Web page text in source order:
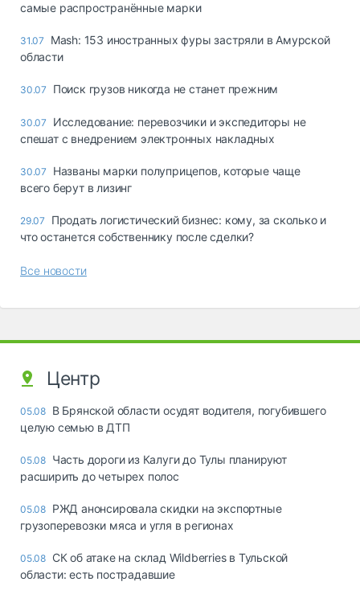
самые распространённые марки
31.07
Mash: 153 иностранных фуры застряли в Амурской
области
30.07 Поиск грузов никогда не станет прежним
30.07
Исследование: перевозчики и экспедиторы не
спешат с внедрением электронных накладных
30.07
Названы марки полуприцепов, которые чаще
всего берут в лизинг
29.07
Продать логистический бизнес: кому, за сколько и
что останется собственнику после сделки?
Все новости
Центр
05.08 В Брянской области осудят водителя, погубившего
целую семью в ДТП
05.08 Часть дороги из Калуги до Тулы планируют
расширить до четырех полос
05.08 РЖД анонсировала скидки на экспортные
грузоперевозки мяса и угля в регионах
05.08 СК об атаке на склад Wildberries в Тульской
области: есть пострадавшие